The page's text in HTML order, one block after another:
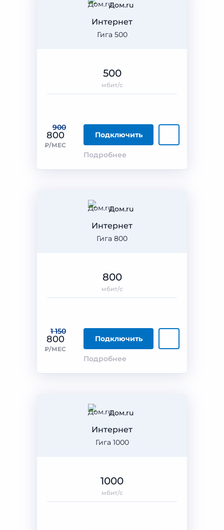
Дом.ru
Гига 500
Интернет
900
800
₽/МЕС
Подключить
Подробнее
500
мбит/с
Дом.ru
Гига 800
Интернет
1 150
800
₽/МЕС
Подключить
Подробнее
800
мбит/с
Дом.ru
Гига 1000
Интернет
1000
мбит/с